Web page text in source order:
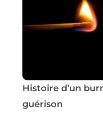
Histoire d’un
guérison